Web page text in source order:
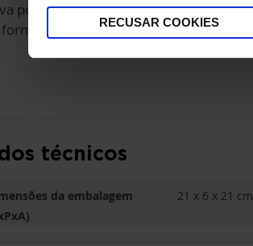
RECUSAR COOKIES
pode higienizar os estofados de
profunda.
técnicos
da embalagem
21 x 6 x 21 cm